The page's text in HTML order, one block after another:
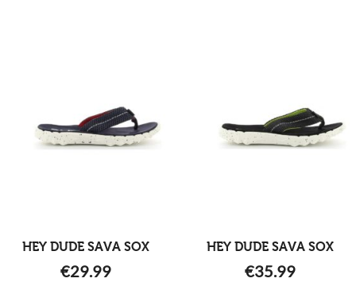
HEY DUDE SAVA SOX
€29.99
HEY DUDE SAVA SOX
€35.99